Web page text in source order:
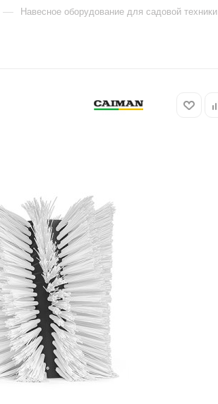
— Навесное оборудование для садовой техники